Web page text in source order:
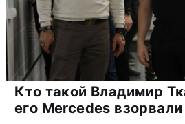
Кто такой Владимир
его Mercedes взорвали